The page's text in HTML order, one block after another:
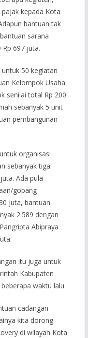
kepada Kota
bantuan tak
sarana
697 juta.
50 kegiatan
Kelompok Usaha
senilai total Rp 200
sebanyak 5 unit
pembangunan
organisasi
sebanyak tiga
Ada pula
gobang
juta, bantuan
2.589 dengan
Abipraya
itu juga untuk
Kabupaten
waktu lalu.
cadangan
kita dorong
di wilayah Kota